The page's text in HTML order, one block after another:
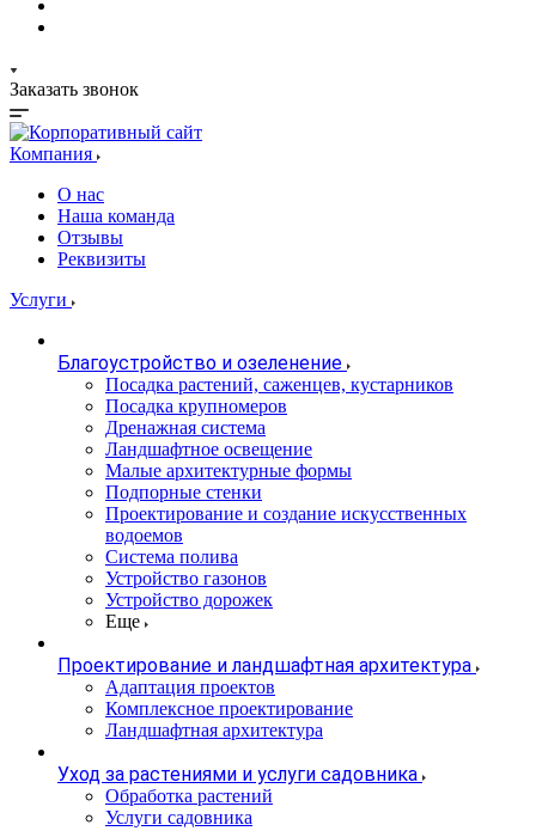
Заказать звонок
Компания
О нас
Наша команда
Отзывы
Реквизиты
Услуги
Благоустройство и озеленение
Посадка растений, саженцев, кустарников
Посадка крупномеров
Дренажная система
Ландшафтное освещение
Малые архитектурные формы
Подпорные стенки
Проектирование и создание искусственных
водоемов
Система полива
Устройство газонов
Устройство дорожек
Еще
Проектирование и ландшафтная архитектура
Адаптация проектов
Комплексное проектирование
Ландшафтная архитектура
Уход за растениями и услуги садовника
Обработка растений
Услуги садовника